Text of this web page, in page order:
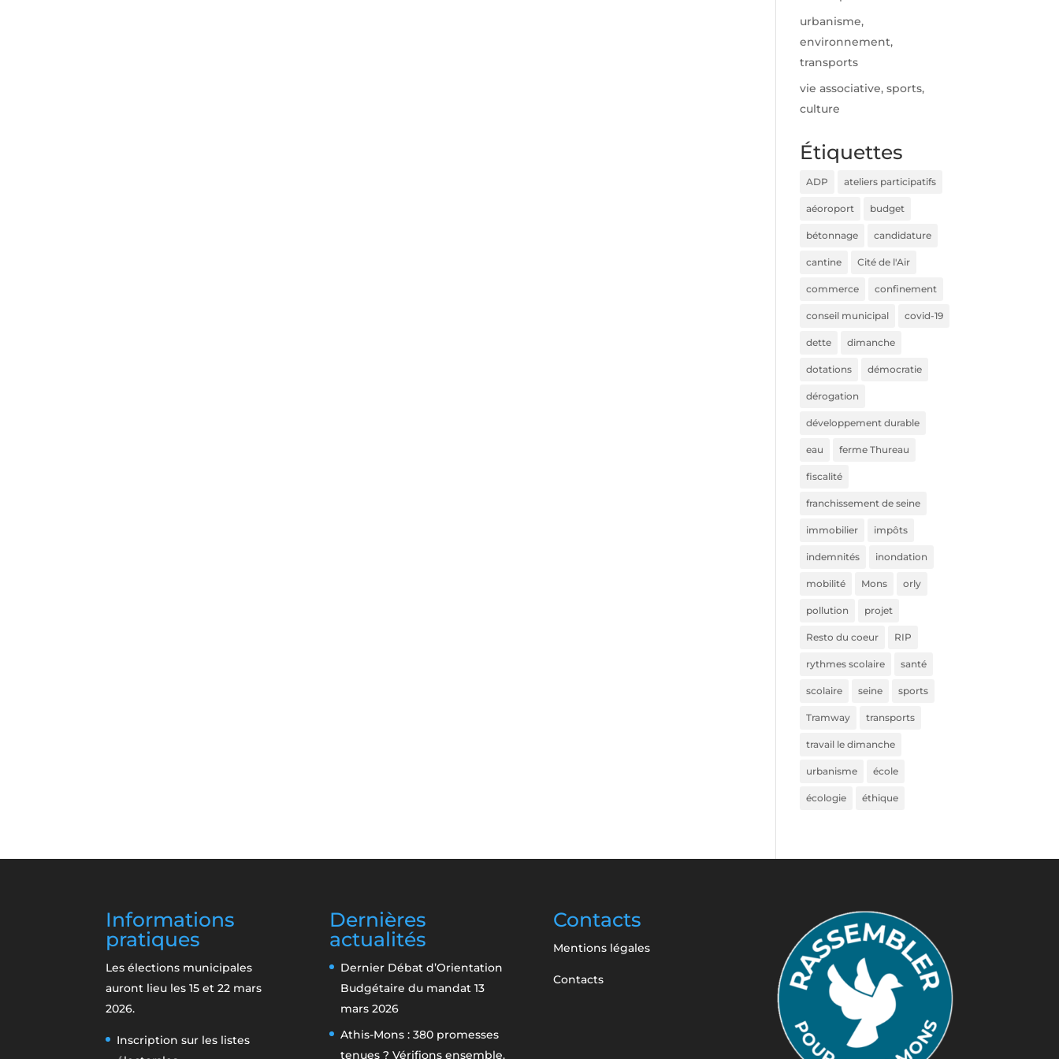
urbanisme,
environnement,
transports
vie associative, sports,
culture
Étiquettes
ADP ateliers participatifs
aéoroport budget
bétonnage candidature
cantine Cité de l'Air
commerce confinement
conseil municipal covid-19
dette dimanche
dotations démocratie
dérogation
développement durable
eau ferme Thureau
fiscalité
franchissement de seine
immobilier impôts
indemnités inondation
mobilité Mons orly
pollution projet
Resto du coeur RIP
rythmes scolaire santé
scolaire seine sports
Tramway transports
travail le dimanche
urbanisme école
écologie éthique
Informations
pratiques
Les élections municipales
auront lieu les 15 et 22 mars
2026.
Inscription sur les listes
Dernières
actualités
Dernier Débat d’Orientation
Budgétaire du mandat 13
mars 2026
Athis-Mons : 380 promesses
tenues ? Vérifions ensemble.
Contacts
Mentions légales
Contacts